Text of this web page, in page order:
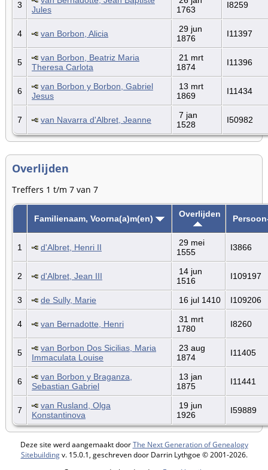
3
Jules
1763
I8259
4 van Borbon, Alicia
29 jun
1876
I11397
5
van Borbon, Beatriz Maria
Theresa Carlota
21 mrt
1874
I11396
6
van Borbon y Borbon, Gabriel
Jesus
13 mrt
1869
I11434
7 van Navarra d'Albret, Jeanne
7 jan
1528
I50982
Overlijden
Treffers 1 t/m 7 van 7
Familienaam, Voorna(a)m(en) Overlijden
1 d'Albret, Henri II
29 mei
1555
I3866
2 d'Albret, Jean III
14 jun
1516
I109197
3 de Sully, Marie 16 jul 1410 I109206
4 van Bernadotte, Henri
31 mrt
1780
I8260
5
van Borbon Dos Sicilias, Maria
Immaculata Louise
23 aug
1874
I11405
6
van Borbon y Braganza,
Sebastian Gabriel
13 jan
1875
I11441
7
van Rusland, Olga
Konstantinova
19 jun
1926
I59889
Deze site werd aangemaakt doorThe Next Generation of Genealogy
Sitebuildingv. 15.0.1, geschreven door Darrin Lythgoe © 2001-2026.